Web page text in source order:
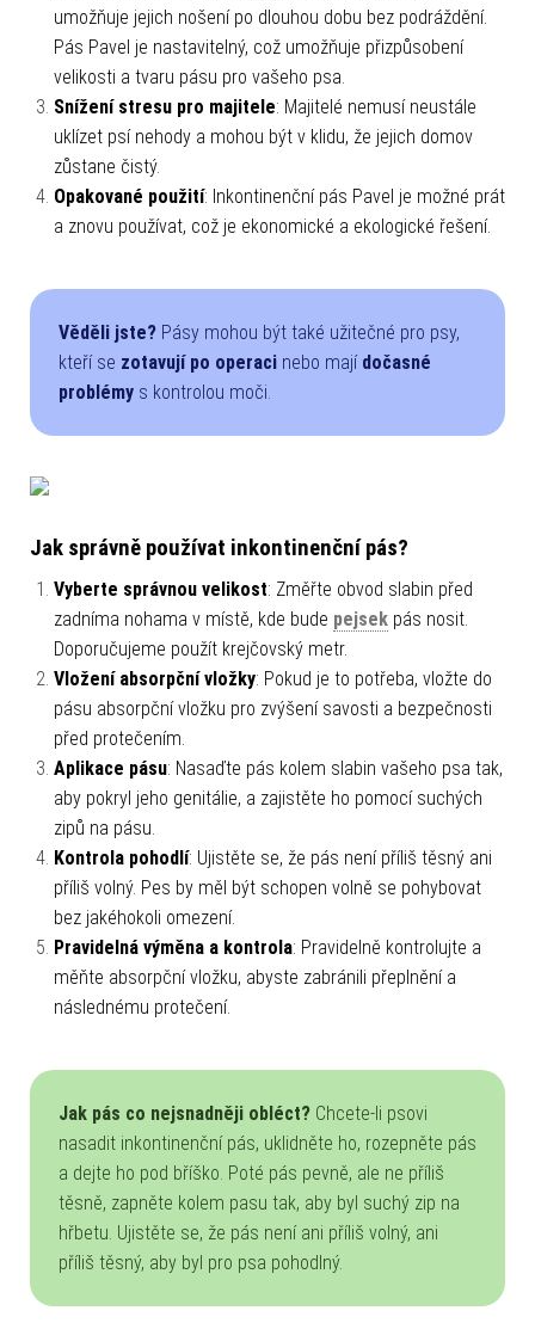
umožňuje jejich nošení po dlouhou dobu bez podráždění.
Pás Pavel je nastavitelný, což umožňuje přizpůsobení
velikosti a tvaru pásu pro vašeho psa.
Snížení stresu pro majitele: Majitelé nemusí neustále
uklízet psí nehody a mohou být v klidu, že jejich domov
zůstane čistý.
Opakované použití: Inkontinenční pás Pavel je možné prát
a znovu používat, což je ekonomické a ekologické řešení.
Věděli jste? Pásy mohou být také užitečné pro psy,
kteří se zotavují po operaci nebo mají dočasné
problémy s kontrolou moči.
Jak správně používat inkontinenční pás?
Vyberte správnou velikost: Změřte obvod slabin před
zadníma nohama v místě, kde bude pejsek pás nosit.
Doporučujeme použít krejčovský metr.
Vložení absorpční vložky: Pokud je to potřeba, vložte do
pásu absorpční vložku pro zvýšení savosti a bezpečnosti
před protečením.
Aplikace pásu: Nasaďte pás kolem slabin vašeho psa tak,
aby pokryl jeho genitálie, a zajistěte ho pomocí suchých
zipů na pásu.
Kontrola pohodlí: Ujistěte se, že pás není příliš těsný ani
příliš volný. Pes by měl být schopen volně se pohybovat
bez jakéhokoli omezení.
Pravidelná výměna a kontrola: Pravidelně kontrolujte a
měňte absorpční vložku, abyste zabránili přeplnění a
následnému protečení.
Jak pás co nejsnadněji obléct? Chcete-li psovi
nasadit inkontinenční pás, uklidněte ho, rozepněte pás
a dejte ho pod bříško. Poté pás pevně, ale ne příliš
těsně, zapněte kolem pasu tak, aby byl suchý zip na
hřbetu. Ujistěte se, že pás není ani příliš volný, ani
příliš těsný, aby byl pro psa pohodlný.